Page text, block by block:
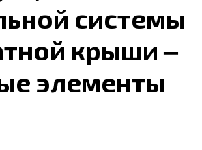
системы
крыши ‒
элементы